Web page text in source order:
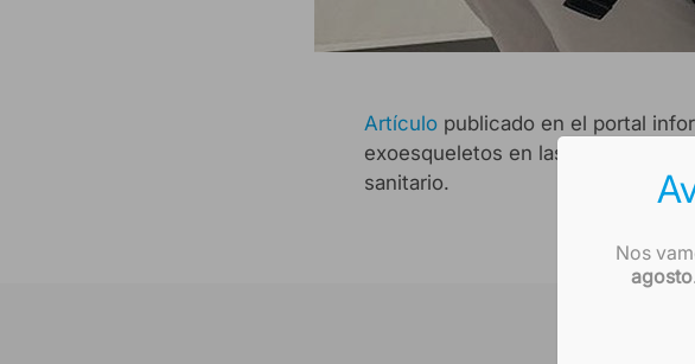
Artículo publicado en el portal
exoesqueletos en las
sanitario.
Nos
agosto